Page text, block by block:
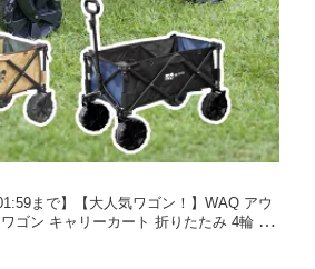
まで】【大人気ワゴン！】WAQ アウ
ゴン キャリーカート 折りたたみ 4輪 頑
タフ ワイドタイヤ 軽量 コンパクト
トドア キャンプ タイヤ マルチキャリー